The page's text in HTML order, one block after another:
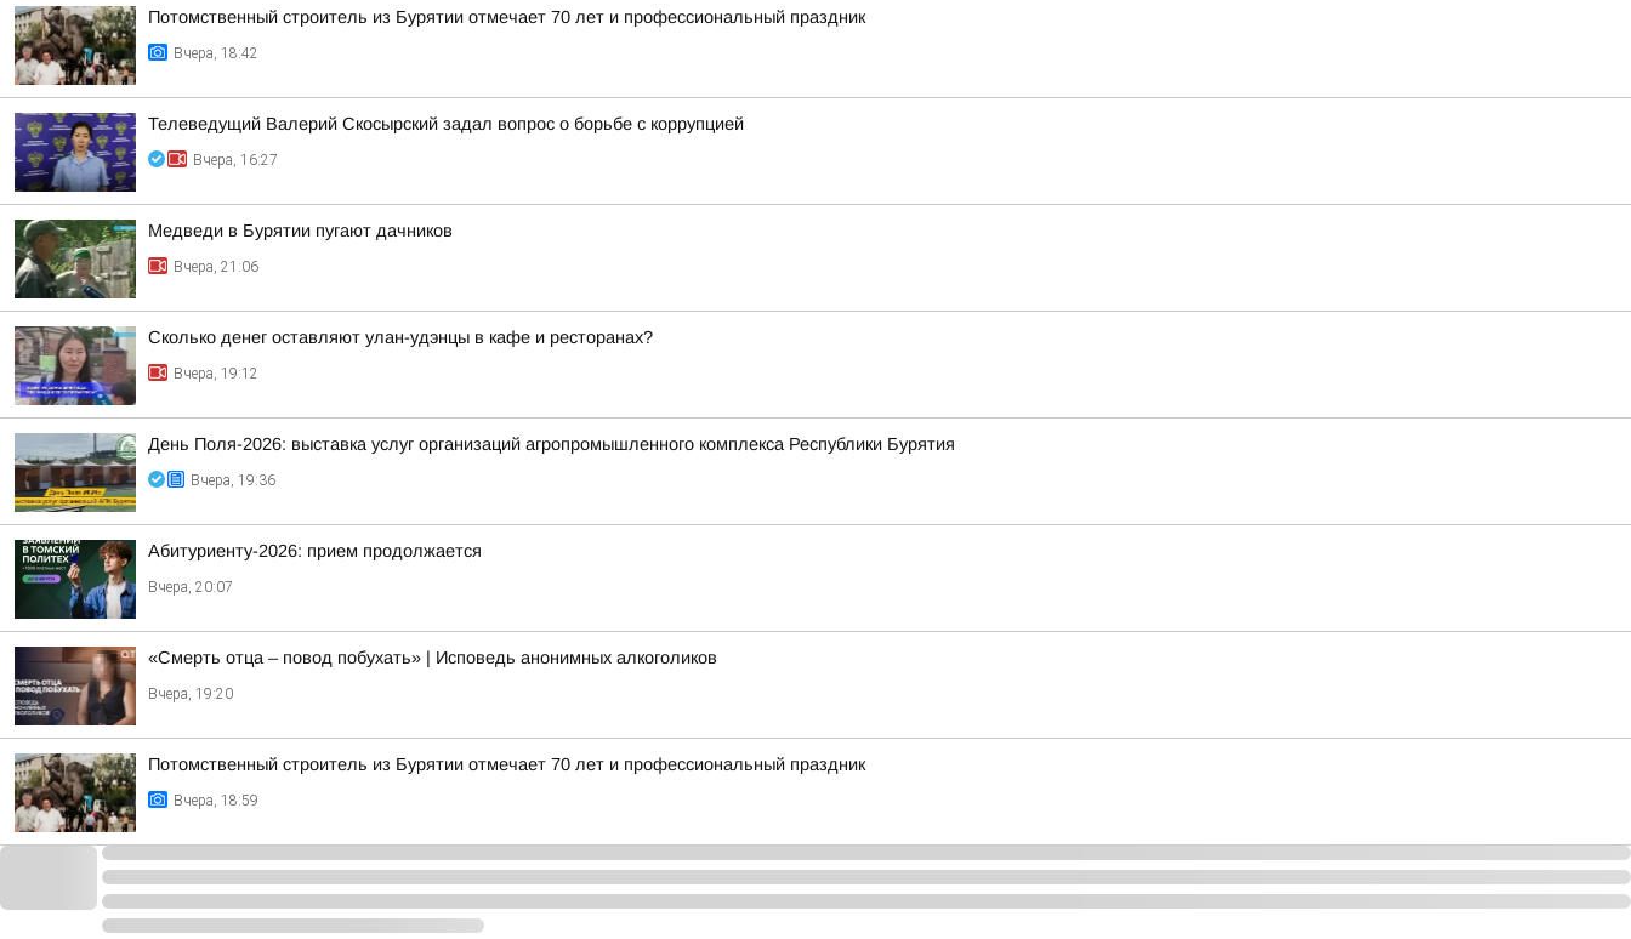
Потомственный строитель из Бурятии отмечает 70 лет и профессиональный праздник
Вчера, 18:42
Телеведущий Валерий Скосырский задал вопрос о борьбе с коррупцией
Вчера, 16:27
Медведи в Бурятии пугают дачников
Вчера, 21:06
Сколько денег оставляют улан-удэнцы в кафе и ресторанах?
Вчера, 19:12
День Поля-2026: выставка услуг организаций агропромышленного комплекса Республики Бурятия
Вчера, 19:36
Абитуриенту-2026: прием продолжается
Вчера, 20:07
«Смерть отца – повод побухать» | Исповедь анонимных алкоголиков
Вчера, 19:20
Потомственный строитель из Бурятии отмечает 70 лет и профессиональный праздник
Вчера, 18:59